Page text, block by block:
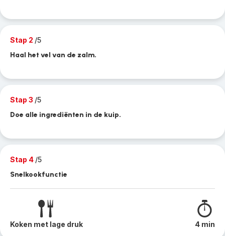
Stap 2 /5
Haal het vel van de zalm.
Stap 3 /5
Doe alle ingrediënten in de kuip.
Stap 4 /5
Snelkookfunctie
Koken met lage druk 4 min